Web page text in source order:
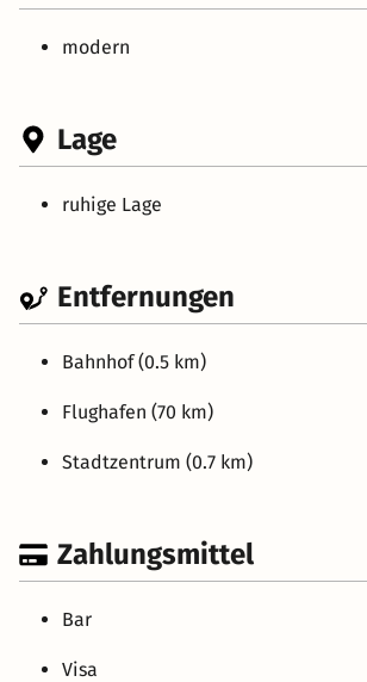
modern
Lage
ruhige Lage
Entfernungen
Bahnhof (0.5 km)
Flughafen (70 km)
Stadtzentrum (0.7 km)
Zahlungsmittel
Bar
Visa